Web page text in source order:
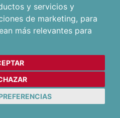
y servicios y
de marketing, para
más relevantes para